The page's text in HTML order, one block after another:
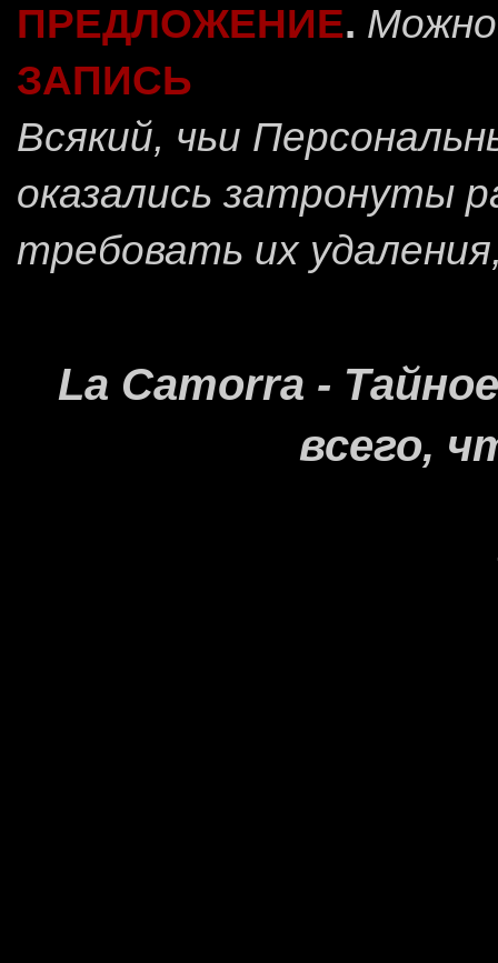
ПРЕДЛОЖЕНИЕ.
ЗАПИСЬ
Всякий, чьи
оказались затронуты
требовать их
La Camorra -
всего,